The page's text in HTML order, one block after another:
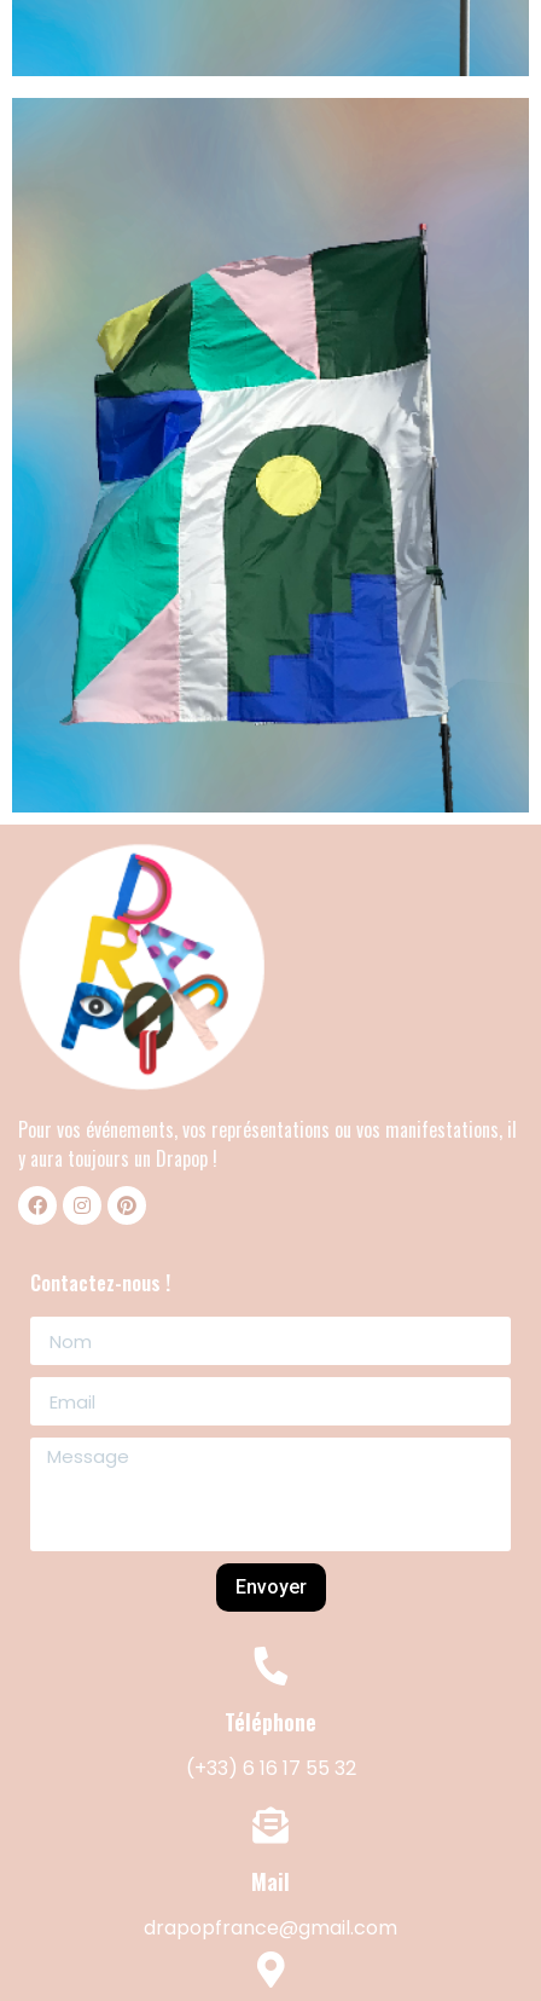
Pour vos événements, vos représentations ou vos manifestations, il
y aura toujours un Drapop !
Contactez-nous !
Envoyer
Téléphone
(+33) 6 16 17 55 32
Mail
drapopfrance@gmail.com